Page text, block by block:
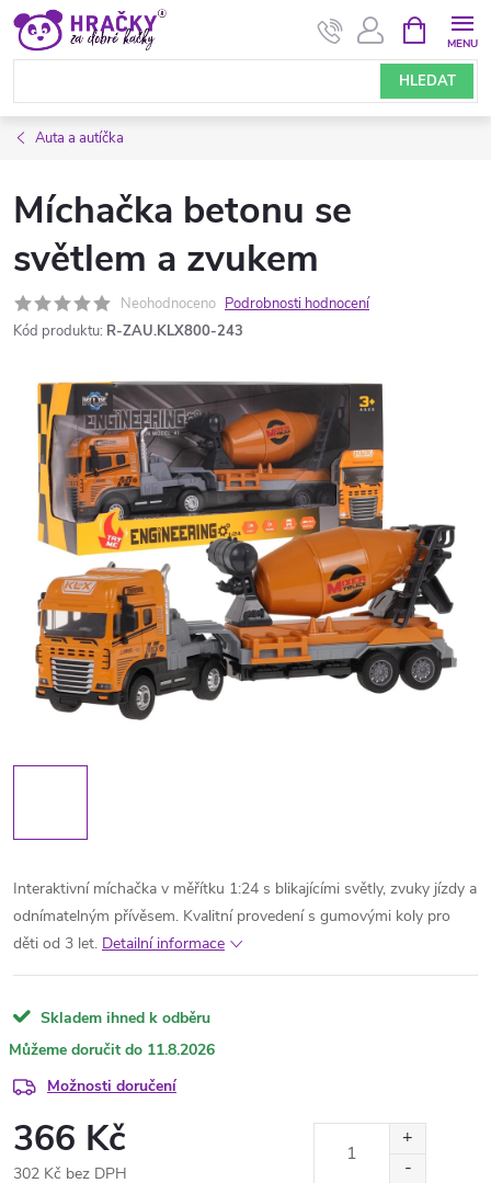
Přejít
obsah
HLEDAT
NÁKUPNÍ
KOŠÍK
Auta a autíčka
Míchačka betonu se
světlem a zvukem
Neohodnoceno Podrobnosti hodnocení
Kód produktu: R-ZAU.KLX800-243
Interaktivní míchačka v měřítku 1:24 s blikajícími světly, zvuky jízdy a
odnímatelným přívěsem. Kvalitní provedení s gumovými koly pro
děti od 3 let. Detailní informace
Skladem ihned k odběru
11.8.2026
Možnosti doručení
366 Kč
302 Kč bez DPH